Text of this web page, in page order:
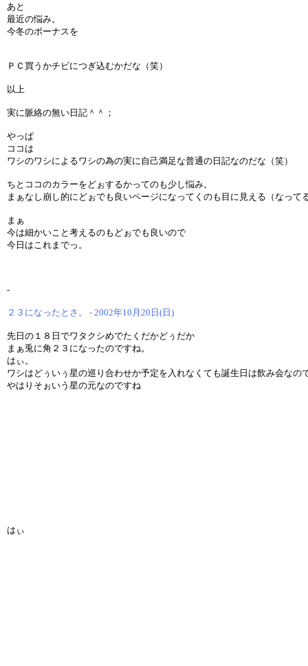
あと
最近の悩み。
今冬のボーナスを
ＰＣ買うかチビにつぎ込むかだな（笑）
以上
実に脈絡の無い日記＾＾；
やっぱ
ココは
ワシのワシによるワシの為の実に自己満足な普通の日記なのだな（笑）
ちとココのカラーをどぉするかってのも少し悩み。
まぁなし崩し的にどぉでも良いページになってくのも目に見える（なって
まぁ
今は細かいこと考えるのもどぉでも良いので
今日はこれまでっ。
-
２３になったとさ。 - 2002年10月20日(日)
先日の１８日でワタクシめでたくだかどぅだか
まぁ兎に角２３になったのですね。
はぃ。
ワシはどぅいぅ星の巡り合わせか予定を入れなくても誕生日は飲み会なの
やはりそぉいう星の元なのですね
はぃ